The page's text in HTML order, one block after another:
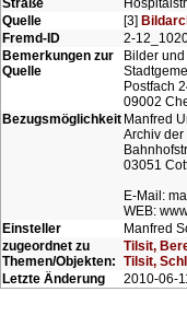
Straße
Quelle
[3]
Fremd-ID
2-
Bemerkungen zur
Quelle
Bilder
Postfach
09002
Bezugsmöglichkeit Manfred
Archiv der
03051
E-Mail:
WEB:
Einsteller
Manfred
zugeordnet zu
Themen/Objekten:
Tilsit,
Tilsit,
Letzte Änderung
2010-06-